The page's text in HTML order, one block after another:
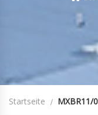
Startseite MXBR11/